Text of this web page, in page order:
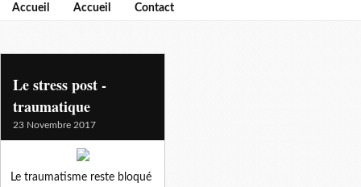
Accueil Accueil Contact
Le stress post -
traumatique
23 Novembre 2017
Le traumatisme reste bloqué